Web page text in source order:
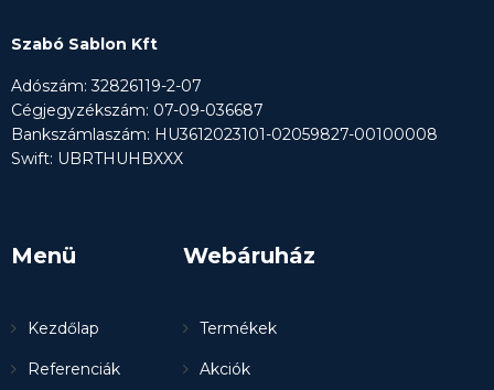
Szabó Sablon Kft
Adószám: 32826119-2-07
Cégjegyzékszám: 07-09-036687
Bankszámlaszám: HU3612023101-02059827-00100008
Swift: UBRTHUHBXXX
Menü
Kezdőlap
Referenciák
Webáruház
Termékek
Akciók